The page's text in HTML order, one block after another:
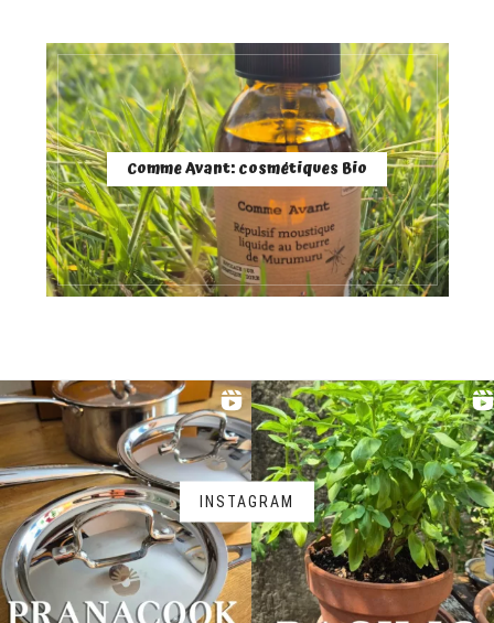
Comme Avant: cosmétiques Bio
INSTAGRAM